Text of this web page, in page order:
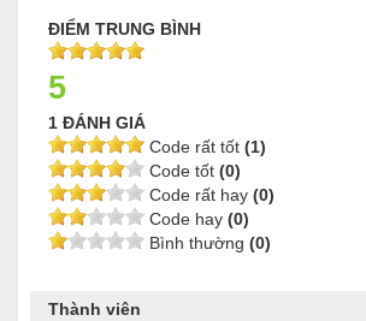
ĐIỂM TRUNG BÌNH
5
1 ĐÁNH GIÁ
Code rất tốt (1)
Code tốt (0)
Code rất hay (0)
Code hay (0)
Bình thường (0)
Thành viên